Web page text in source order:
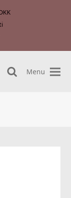
search
Menu